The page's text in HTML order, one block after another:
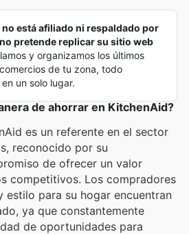
está afiliado ni respaldado por
pretende replicar su sitio web
y organizamos los últimos
de tu zona, todo
un solo lugar.
de ahorrar en KitchenAid?
es un referente en el sector
reconocido por su
de ofrecer un valor
competitivos. Los compradores
estilo para su hogar encuentran
ya que constantemente
de oportunidades para